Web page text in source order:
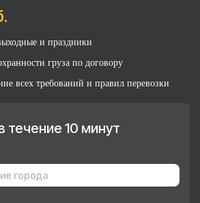
и праздники
груза по договору
всех требований и правил перевозки
течение 10 минут